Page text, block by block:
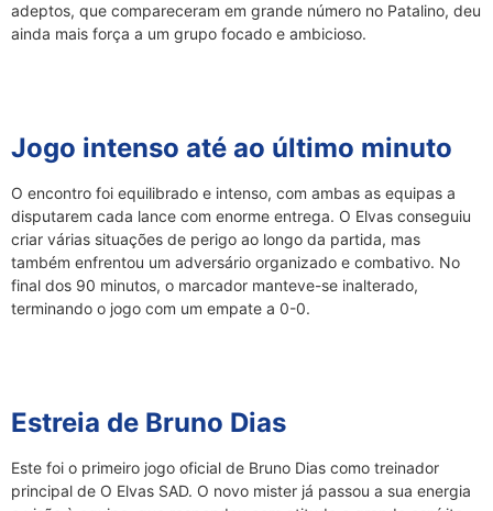
adeptos, que compareceram em grande número no Patalino, deu
ainda mais força a um grupo focado e ambicioso.
Jogo intenso até ao último minuto
O encontro foi equilibrado e intenso, com ambas as equipas a
disputarem cada lance com enorme entrega. O Elvas conseguiu
criar várias situações de perigo ao longo da partida, mas
também enfrentou um adversário organizado e combativo. No
final dos 90 minutos, o marcador manteve-se inalterado,
terminando o jogo com um empate a 0-0.
Estreia de Bruno Dias
Este foi o primeiro jogo oficial de Bruno Dias como treinador
principal de O Elvas SAD. O novo mister já passou a sua energia